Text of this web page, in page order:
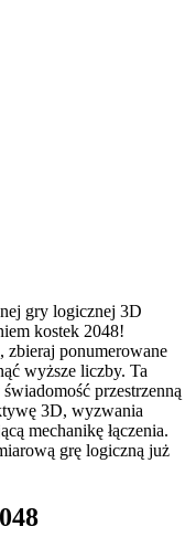
gry logicznej 3D
kostek 2048!
ponumerowane
wyższe liczby. Ta
przestrzenną
3D, wyzwania
mechanikę łączenia.
grę logiczną już